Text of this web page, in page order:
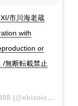
市川海老蔵
with
or
無断転載禁止
Фото опубликовано ebizo ichikawa 358 (@ebizoichikawa.ebizoichikawa)